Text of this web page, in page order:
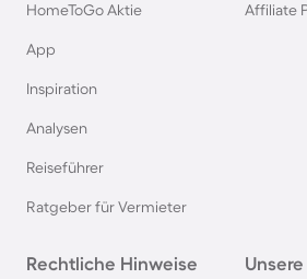
Camping in Schweden
Camping in Holland
HomeToGo Aktie
App
Inspiration
Analysen
Reiseführer
Ratgeber für Vermieter
Affiliate
Rechtliche Hinweise